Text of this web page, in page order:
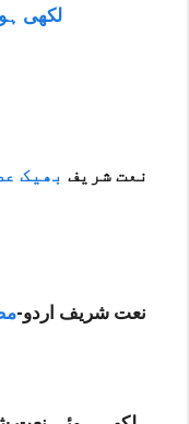
لکھی
نعت شریف بھیک
نعت شریف اردو-